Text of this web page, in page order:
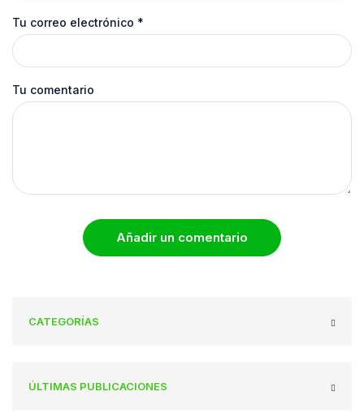
Tu correo electrónico *
Tu comentario
Añadir un comentario
CATEGORÍAS
ÚLTIMAS PUBLICACIONES